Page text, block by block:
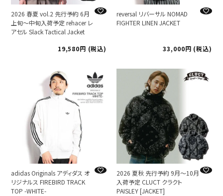
2026 春夏 vol.2 先行予約 6月
上旬～中旬入荷予定 rehacer レ
アセル Slack Tactical Jacket
19,580
税込
reversal リバーサル NOMAD
FIGHTER LINEN JACKET
33,000 税込
adidas Originals アディダス オ
リジナルス FIREBIRD TRACK
TOP -WHITE-
2026 夏秋 先行予約 9月～10月
入荷予定 CLUCT クラクト
PAISLEY [JACKET]